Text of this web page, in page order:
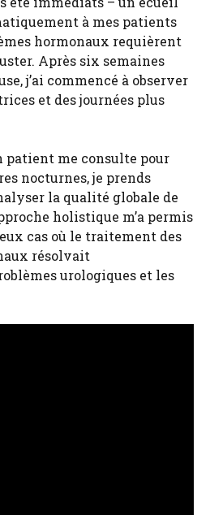
à mes patients
hormonaux requièrent
Après six semaines
j’ai commencé à observer
et des journées plus
patient me consulte pour
nocturnes, je prends
la qualité globale de
holistique m’a permis
cas où le traitement des
résolvait
urologiques et les